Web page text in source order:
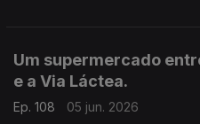
Um supermercado
e a Via Láctea.
Ep. 108
05 jun. 2026